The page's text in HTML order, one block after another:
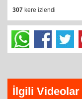
307 kere izlendi
İlgili Videolar